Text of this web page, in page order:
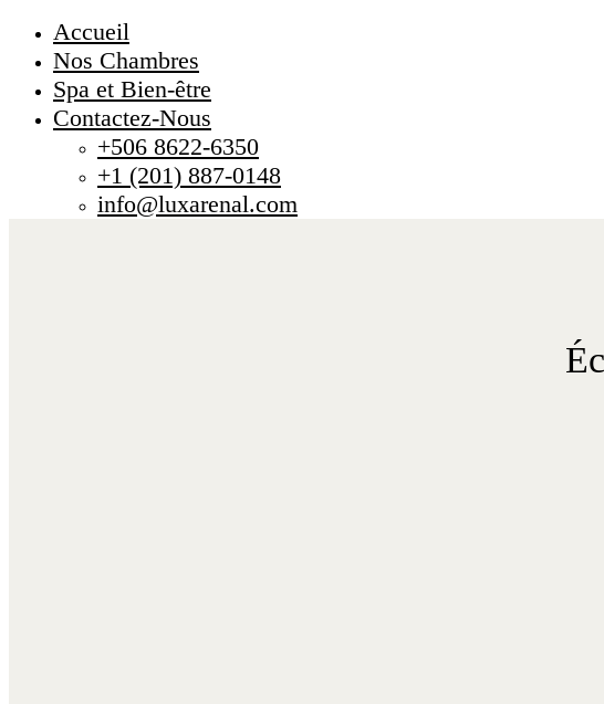
Accueil
Nos Chambres
Spa et Bien-être
Contactez-Nous
+506 8622-6350
+1 (201) 887-0148
info@luxarenal.com